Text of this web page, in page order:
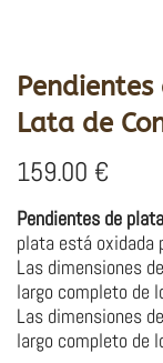
Lata de
159.00 €
Pendientes de plata
plata está oxidada
Las dimensiones
largo completo de
Las dimensiones
largo completo de